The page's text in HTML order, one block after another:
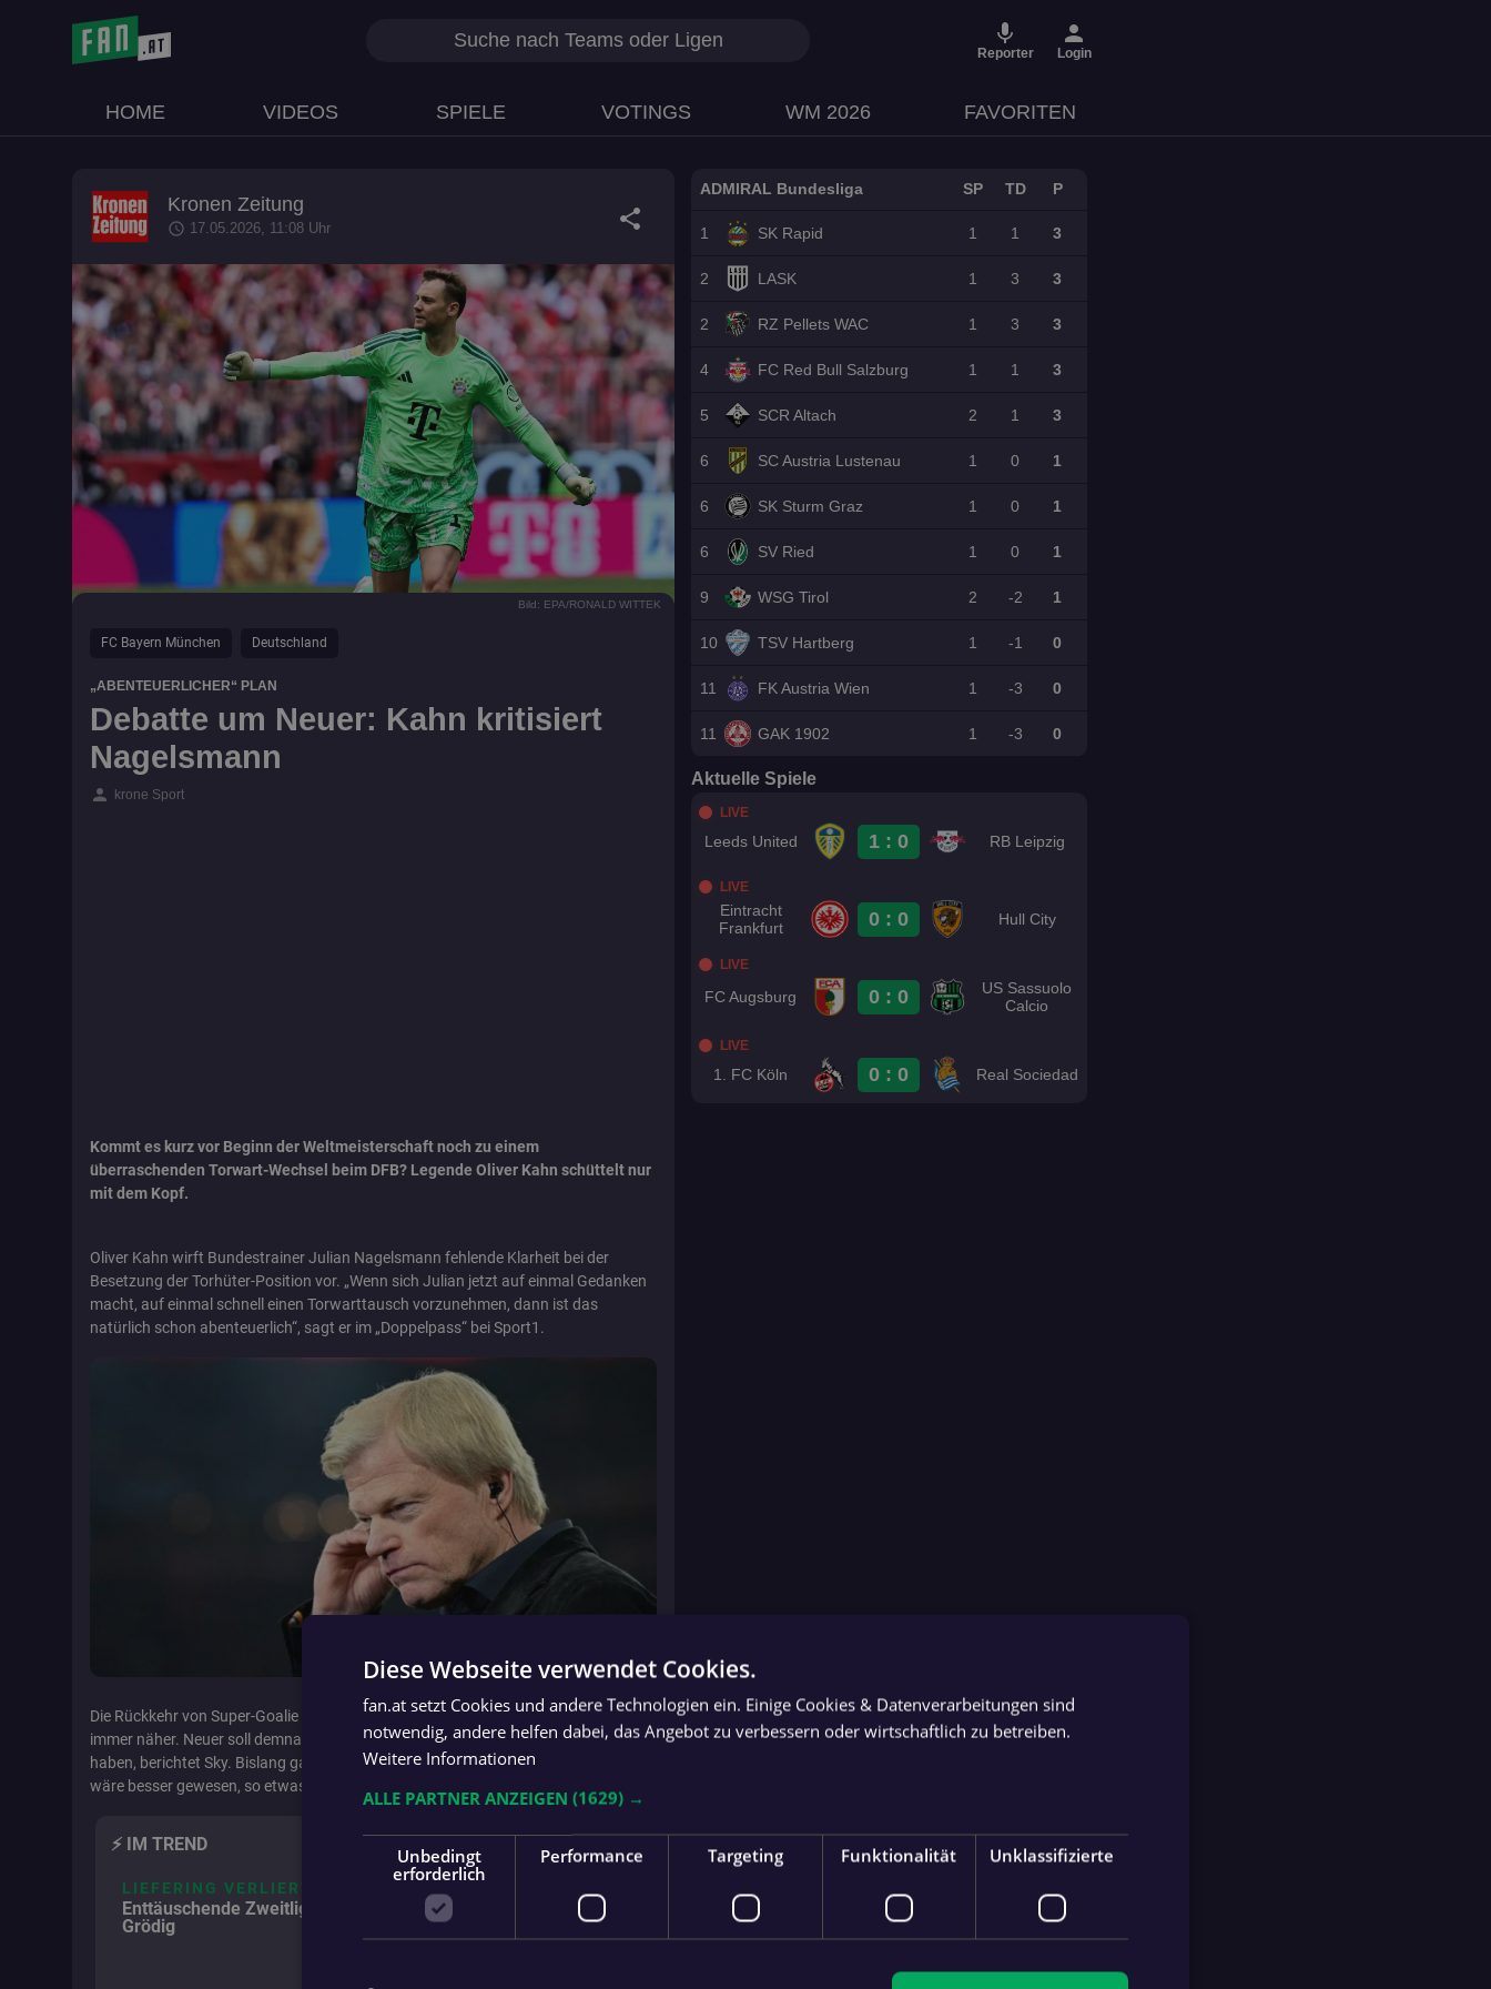
micro
Reporter
person
Login
HOME VIDEOS SPIELE VOTINGS WM 2026 FAVORITEN
Kronen Zeitung
schedule 17.05.2026, 11:08 Uhr share
Bild: EPA/RONALD WITTEK
FC Bayern München Deutschland
„ABENTEUERLICHER“ PLAN
Debatte um Neuer: Kahn kritisiert
Nagelsmann
person krone Sport
Kommt es kurz vor Beginn der Weltmeisterschaft noch zu einem
überraschenden Torwart-Wechsel beim DFB? Legende Oliver Kahn schüttelt nur
mit dem Kopf.
Oliver Kahn wirft Bundestrainer Julian Nagelsmann fehlende Klarheit bei der
Besetzung der Torhüter-Position vor. „Wenn sich Julian jetzt auf einmal Gedanken
macht, auf einmal schnell einen Torwarttausch vorzunehmen, dann ist das
natürlich schon abenteuerlich“, sagt er im „Doppelpass“ bei Sport1.
Die Rückkehr von Super-Goalie Manuel Neuer ins deutsche Nationalteam rückt
immer näher. Neuer soll demnach in den vergangenen Tagen für die WM zugesagt
haben, berichtet Sky. Bislang galt eigentlich Oliver Baumann als Nummer eins. Es
wäre besser gewesen, so etwas „viel, viel früher abzuräumen“, betont Kahn.
⚡️ IM TREND
LIEFERING VERLIERT
Enttäuschende Zweitliga-Rückkehr nach
Grödig
ADMIRAL Bundesliga SP TD P
1 SK Rapid 1 1 3
2 LASK 1 3 3
2 RZ Pellets WAC 1 3 3
4 FC Red Bull Salzburg 1 1 3
5 SCR Altach 2 1 3
6 SC Austria Lustenau 1 0 1
6 SK Sturm Graz 1 0 1
6 SV Ried 1 0 1
9 WSG Tirol 2 -2 1
10 TSV Hartberg 1 -1 0
11 FK Austria Wien 1 -3 0
11 GAK 1902 1 -3 0
Aktuelle Spiele
LIVE
Leeds United 1 : 0 RB Leipzig
LIVE
Eintracht
Frankfurt
0 : 0 Hull City
LIVE
FC Augsburg 0 : 0
US Sassuolo
Calcio
LIVE
1. FC Köln 0 : 0 Real Sociedad
Diese Webseite verwendet Cookies.
fan.at setzt Cookies und andere Technologien ein. Einige Cookies & Datenverarbeitungen sind
notwendig, andere helfen dabei, das Angebot zu verbessern oder wirtschaftlich zu betreiben.
Weitere Informationen
ALLE PARTNER ANZEIGEN (1629) →
Unbedingt
erforderlich
Performance Targeting Funktionalität Unklassifizierte